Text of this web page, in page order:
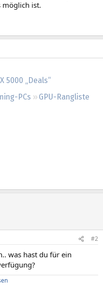
5000 „Deals“
PCs
GPU-Rangliste
möglich ist.
#2
was hast du für ein